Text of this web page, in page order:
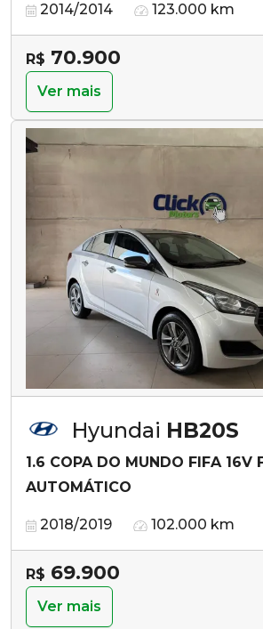
2014/2014 123.000 km
R$ 70.900
Ver mais
Hyundai HB20S
1.6 COPA DO MUNDO FIFA 16V
AUTOMÁTICO
2018/2019 102.000 km
R$ 69.900
Ver mais